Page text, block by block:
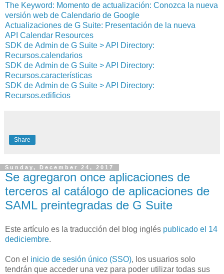
The Keyword: Momento de actualización: Conozca la nueva
versión web de Calendario de Google
Actualizaciones de G Suite: Presentación de la nueva
API Calendar Resources
SDK de Admin de G Suite > API Directory:
Recursos.calendarios
SDK de Admin de G Suite > API Directory:
Recursos.características
SDK de Admin de G Suite > API Directory:
Recursos.edificios
Share
Sunday, December 24, 2017
Se agregaron once aplicaciones de
terceros al catálogo de aplicaciones de
SAML preintegradas de G Suite
Este artículo es la traducción del blog inglés publicado el 14
dediciembre.
Con el inicio de sesión único (SSO), los usuarios solo
tendrán que acceder una vez para poder utilizar todas sus